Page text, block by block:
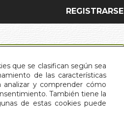
que se clasifican según sea
de las características
y comprender cómo
También tiene la
de estas cookies puede
REGISTRARSE
CONTACTO